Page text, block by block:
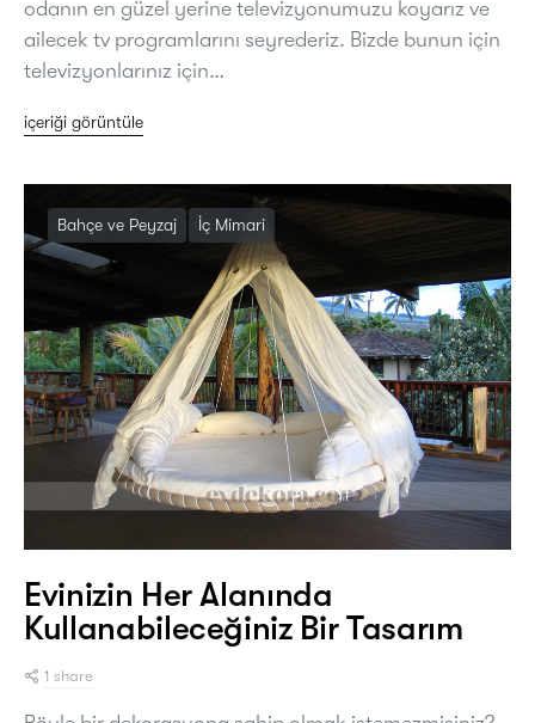
odanın en güzel yerine televizyonumuzu koyarız ve
ailecek tv programlarını seyrederiz. Bizde bunun için
televizyonlarınız için…
içeriği görüntüle
Bahçe ve Peyzaj İç Mimari
Evinizin Her Alanında
Kullanabileceğiniz Bir Tasarım
1 share